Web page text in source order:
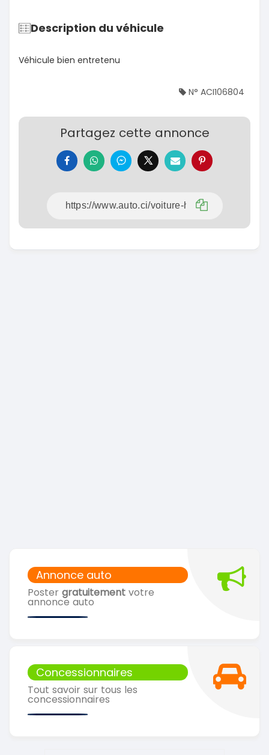
Annonce auto
Poster gratuitement votre
annonce auto
Concessionnaires
Tout savoir sur tous les
concessionnaires
Description du véhicule
Véhicule bien entretenu
N° ACI106804
Partagez cette annonce